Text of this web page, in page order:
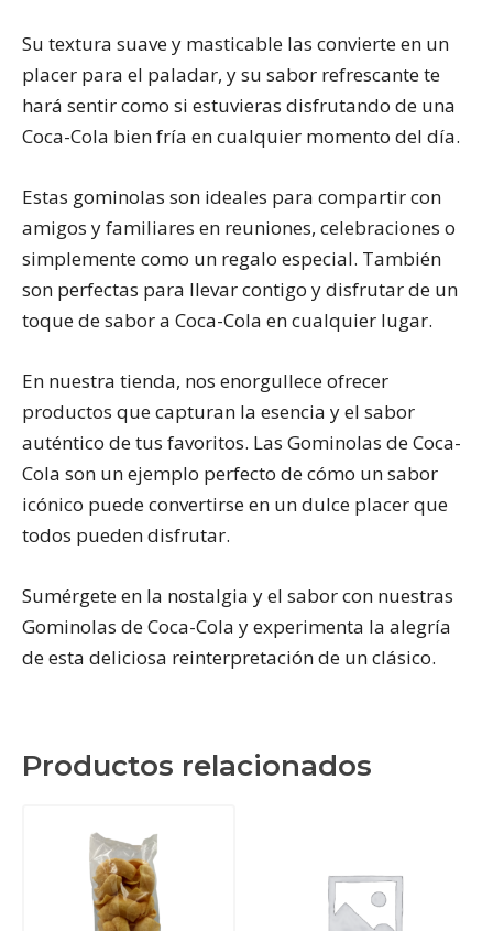
Su textura suave y masticable las convierte en un
placer para el paladar, y su sabor refrescante te
hará sentir como si estuvieras disfrutando de una
Coca-Cola bien fría en cualquier momento del día.
Estas gominolas son ideales para compartir con
amigos y familiares en reuniones, celebraciones o
simplemente como un regalo especial. También
son perfectas para llevar contigo y disfrutar de un
toque de sabor a Coca-Cola en cualquier lugar.
En nuestra tienda, nos enorgullece ofrecer
productos que capturan la esencia y el sabor
auténtico de tus favoritos. Las Gominolas de Coca-
Cola son un ejemplo perfecto de cómo un sabor
icónico puede convertirse en un dulce placer que
todos pueden disfrutar.
Sumérgete en la nostalgia y el sabor con nuestras
Gominolas de Coca-Cola y experimenta la alegría
de esta deliciosa reinterpretación de un clásico.
Productos relacionados